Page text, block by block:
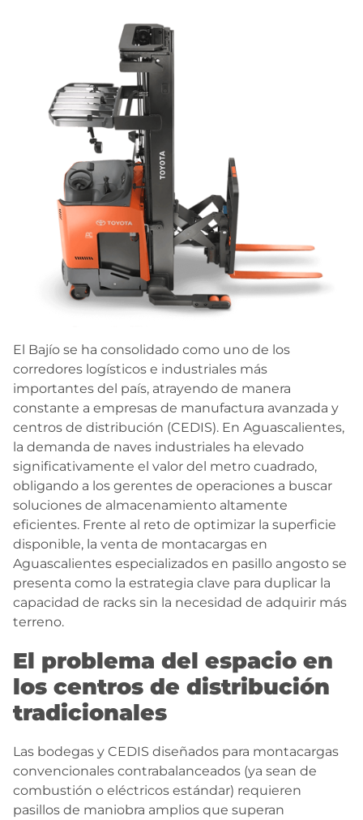
El Bajío se ha consolidado como uno de los
corredores logísticos e industriales más
importantes del país, atrayendo de manera
constante a empresas de manufactura avanzada y
centros de distribución (CEDIS). En Aguascalientes,
la demanda de naves industriales ha elevado
significativamente el valor del metro cuadrado,
obligando a los gerentes de operaciones a buscar
soluciones de almacenamiento altamente
eficientes. Frente al reto de optimizar la superficie
disponible, la venta de montacargas en
Aguascalientes especializados en pasillo angosto se
presenta como la estrategia clave para duplicar la
capacidad de racks sin la necesidad de adquirir más
terreno.
El problema del espacio en
los centros de distribución
tradicionales
Las bodegas y CEDIS diseñados para montacargas
convencionales contrabalanceados (ya sean de
combustión o eléctricos estándar) requieren
pasillos de maniobra amplios que superan